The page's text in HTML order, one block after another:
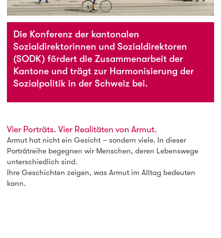
Die Konferenz der kantonalen
Sozialdirektorinnen und Sozialdirektoren
(SODK) fördert die Zusammenarbeit der
Kantone und trägt zur Harmonisierung der
Sozialpolitik in der Schweiz bei.
Vier Porträts. Vier Realitäten von Armut.
Armut hat nicht ein Gesicht – sondern viele. In dieser
Porträtreihe begegnen wir Menschen, deren Lebenswege
unterschiedlich sind.
Ihre Geschichten zeigen, was Armut im Alltag bedeuten
kann.